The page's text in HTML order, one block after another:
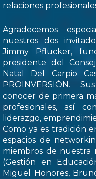
relaciones
Agradecemos
nuestros dos
Jimmy Pflucker,
presidente del
Natal Del Carpio
PROINVERSIÓN.
conocer de primera
profesionales, así
liderazgo,
Como ya es tradición
espacios de
miembros de nuestra
(Gestión en
Miguel Honores,